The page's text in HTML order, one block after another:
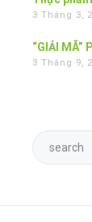
3 Tháng 3,
“GIẢI MÃ”
3 Tháng 9,